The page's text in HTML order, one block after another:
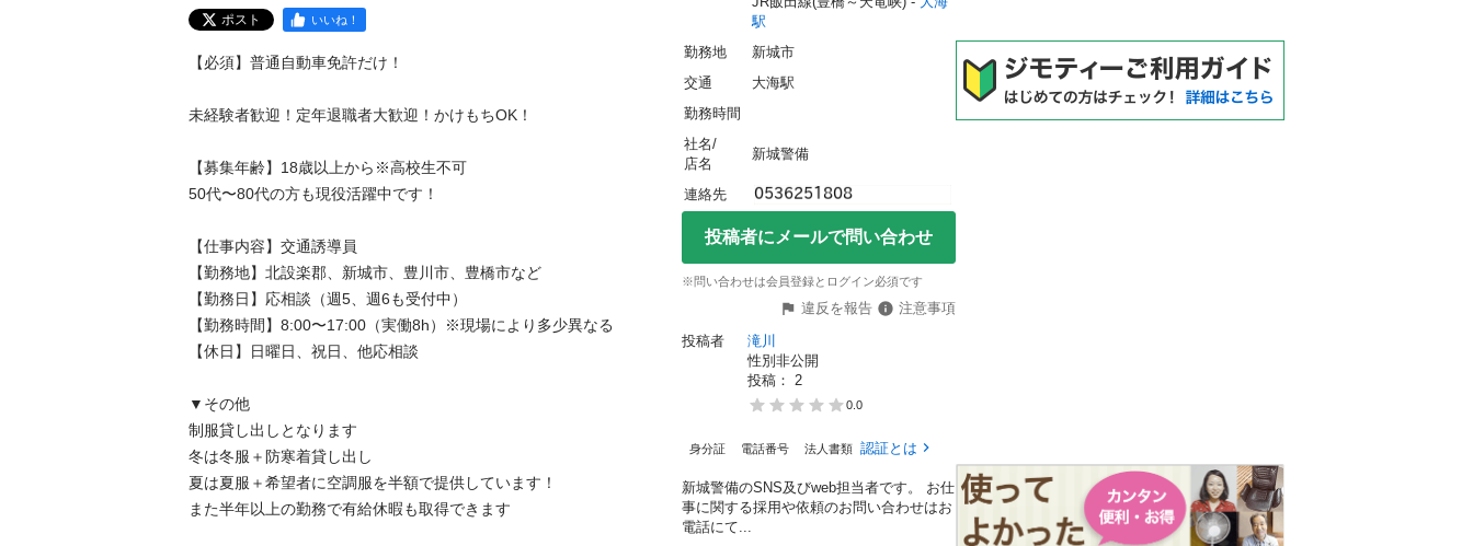
ポスト いいね！
【必須】普通自動車免許だけ！
未経験者歓迎！定年退職者大歓迎！かけもちOK！
【募集年齢】18歳以上から※高校生不可
50代〜80代の方も現役活躍中です！
【仕事内容】交通誘導員
【勤務地】北設楽郡、新城市、豊川市、豊橋市など
【勤務日】応相談（週5、週6も受付中）
【勤務時間】8:00〜17:00（実働8h）※現場により多少異なる
【休日】日曜日、祝日、他応相談
▼その他
制服貸し出しとなります
冬は冬服＋防寒着貸し出し
夏は夏服＋希望者に空調服を半額で提供しています！
また半年以上の勤務で有給休暇も取得できます
駅
勤務地
新城市
交通
大海駅
勤務時間
社名/
店名
新城警備
連絡先
投稿者にメールで問い合わせ
※問い合わせは会員登録とログイン必須です
違反を報告
注意事項
投稿者
滝川
性別非公開
投稿： 2
0.0
身分証 電話番号 法人書類 認証とは
新城警備のSNS及びweb担当者です。 お仕
事に関する採用や依頼のお問い合わせはお
電話にて...